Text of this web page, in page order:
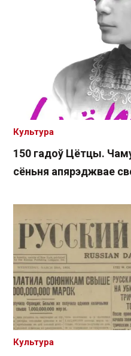
150 гадоў Цётцы.
сёньня апярэджвае
Культура
Культура